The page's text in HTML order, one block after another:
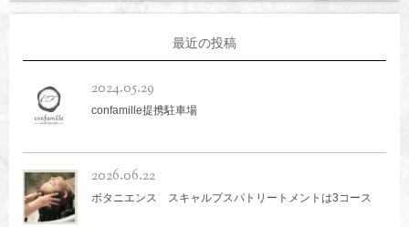
最近の投稿
2024.05.29
confamille提携駐車場
2026.06.22
ボタニエンス スキャルプスパトリートメントは3コース